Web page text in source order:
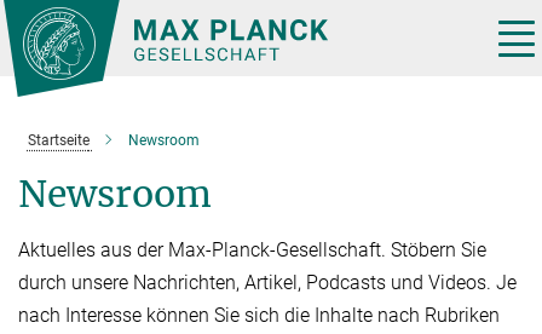
Hauptinhalt
Startseite Newsroom
Newsroom
Aktuelles aus der Max-Planck-Gesellschaft. Stöbern Sie
durch unsere Nachrichten, Artikel, Podcasts und Videos. Je
nach Interesse können Sie sich die Inhalte nach Rubriken